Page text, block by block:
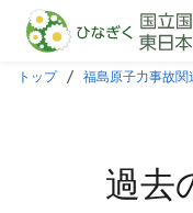
本文に飛ぶ
トップ 福島原子力事故関
過去